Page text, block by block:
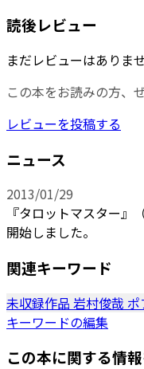
読後レビュー
まだレビューはありませ
この本をお読みの方、
レビューを投稿する
ニュース
2013/01/29
『タロットマスター』
開始しました。
関連キーワード
未収録作品 岩村俊哉 ポ
キーワードの編集
この本に関する情